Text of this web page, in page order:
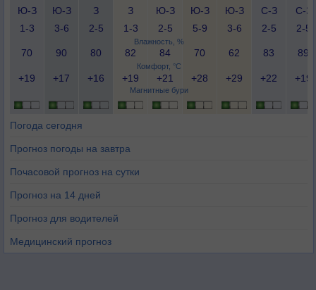
Влажность, %
Комфорт, °C
Магнитные бури
Ю-З
1-3
Ю-З
3-6
З
2-5
З
1-3
Ю-З
2-5
Ю-З
5-9
Ю-З
3-6
С-З
2-5
С-З
2-5
70 90 80 82 84 70 62 83 89
+19 +17 +16 +19 +21 +28 +29 +22 +19
Погода сегодня
Прогноз погоды на завтра
Почасовой прогноз на сутки
Прогноз на 14 дней
Прогноз для водителей
Медицинский прогноз